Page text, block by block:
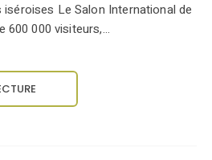
Le Salon International de
600 000 visiteurs,…